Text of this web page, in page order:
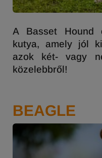
A Basset Hound
kutya, amely jól
azok két- vagy
közelebbről!
BEAGLE